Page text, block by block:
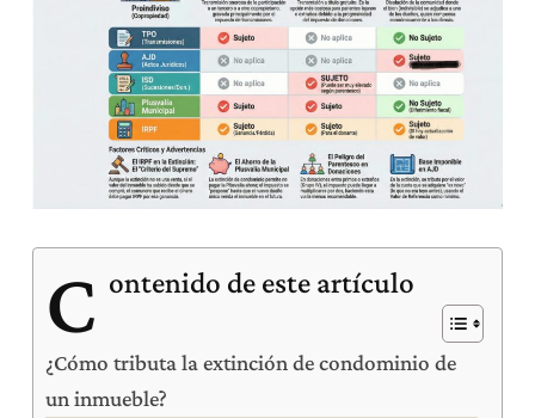
C ontenido de este artículo
¿Cómo tributa la extinción de condominio de
un inmueble?